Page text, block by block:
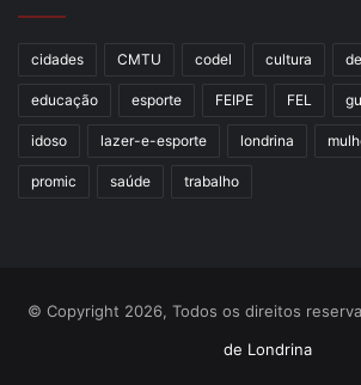
cidades CMTU codel cultura
educação esporte FEIPE FEL
idoso lazer-e-esporte londrina
promic saúde trabalho
© Copyright 2026, Todos os direitos
de Londrina